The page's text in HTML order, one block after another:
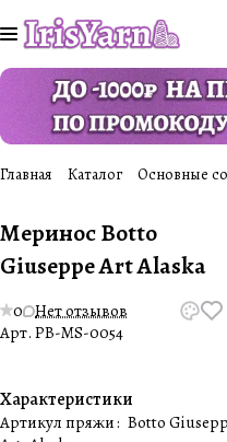
Главная Каталог Основные
Меринос Botto
Giuseppe Art Alaska
0 Нет отзывов
Арт. PB-MS-0054
Характеристики
Артикул пряжи: Botto